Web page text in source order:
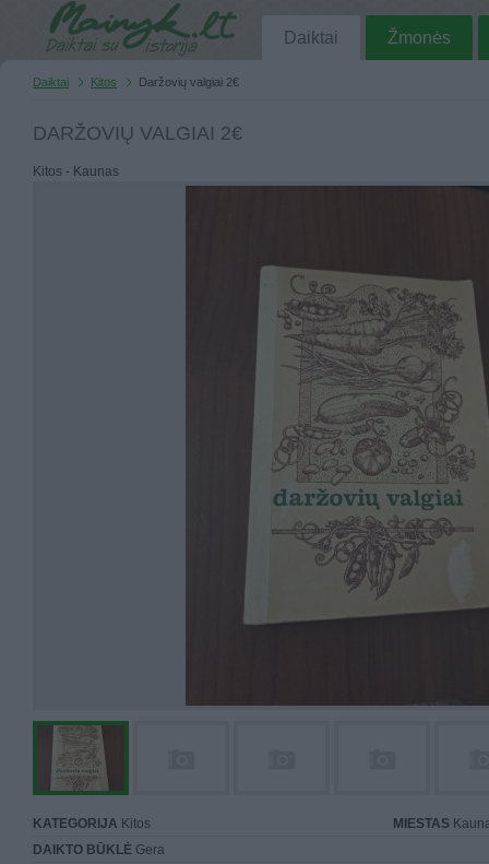
Daiktai Žmonės
Daiktai Kitos Daržovių valgiai 2€
DARŽOVIŲ VALGIAI 2€
Kitos - Kaunas
KATEGORIJA Kitos MIESTAS
DAIKTO BŪKLĖ Gera